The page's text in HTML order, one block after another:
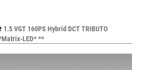
1.5 VGT 160PS Hybrid DCT TRIBUTO
LED* **